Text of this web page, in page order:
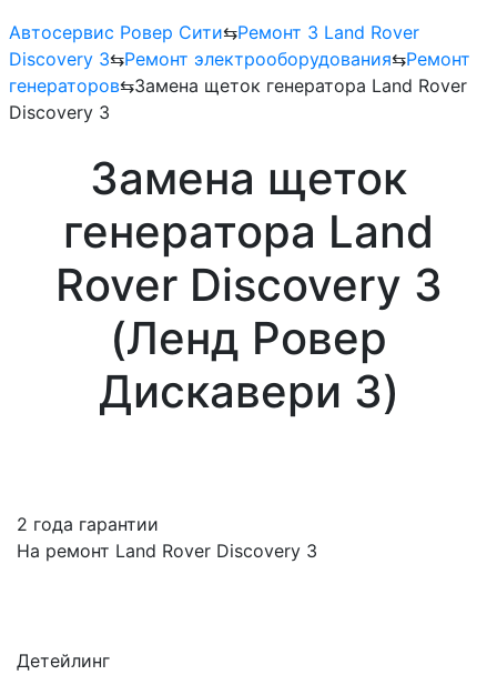
Автосервис Ровер Сити⇆Ремонт 3 Land Rover
Discovery 3⇆Ремонт электрооборудования⇆Ремонт
генераторов⇆Замена щеток генератора Land Rover
Discovery 3
Замена щеток
генератора Land
Rover Discovery 3
(Ленд Ровер
Дискавери 3)
2 года гарантии
На ремонт Land Rover Discovery 3
Детейлинг